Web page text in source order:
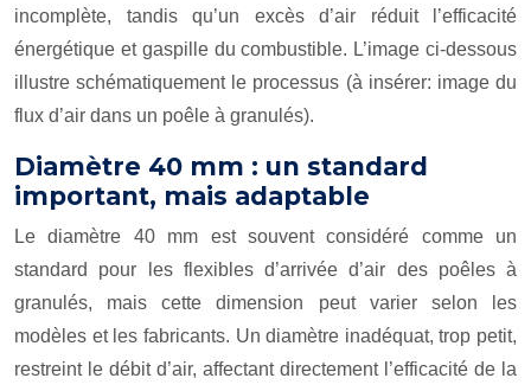
incomplète, tandis qu’un excès d’air réduit l’efficacité
énergétique et gaspille du combustible. L’image ci-dessous
illustre schématiquement le processus (à insérer: image du
flux d’air dans un poêle à granulés).
Diamètre 40 mm : un standard
important, mais adaptable
Le diamètre 40 mm est souvent considéré comme un
standard pour les flexibles d’arrivée d’air des poêles à
granulés, mais cette dimension peut varier selon les
modèles et les fabricants. Un diamètre inadéquat, trop petit,
restreint le débit d’air, affectant directement l’efficacité de la